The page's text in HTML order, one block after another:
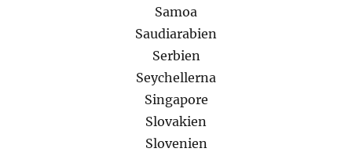
Samoa
Saudiarabien
Serbien
Seychellerna
Singapore
Slovakien
Slovenien